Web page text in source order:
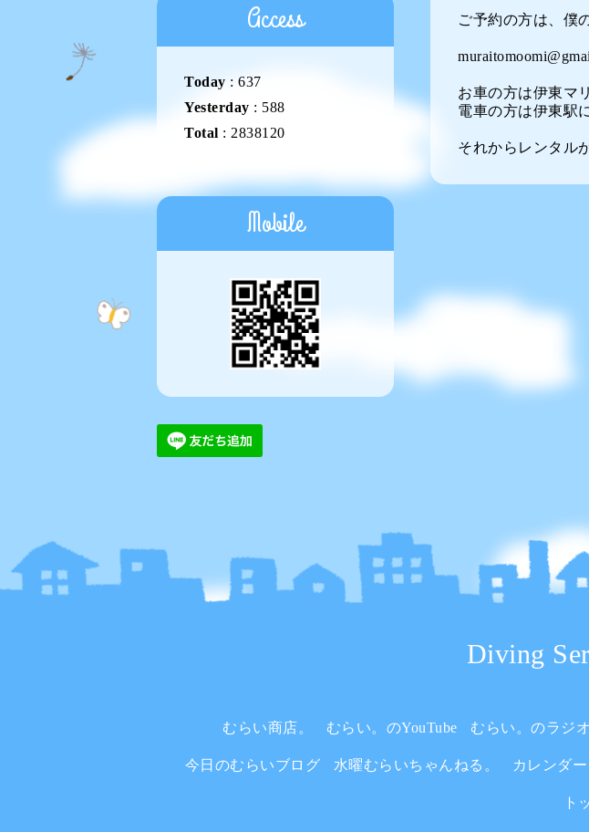
ご予約の方は、僕
お車の方は伊東マ
電車の方は伊東駅
それからレンタル
Access
Today : 637
Yesterday : 588
Total : 2838120
Mobile
Diving
むらい商店。 むらい。のYouTube むらい。のラジオ
今日のむらいブログ 水曜むらいちゃんねる。 カレンダー
ト